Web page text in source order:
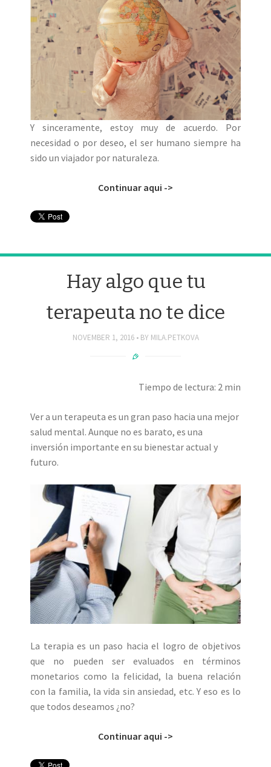
Y sinceramente, estoy muy de acuerdo. Por
necesidad o por deseo, el ser humano siempre ha
sido un viajador por naturaleza.
Continuar aqui ->
Hay algo que tu
terapeuta no te dice
NOVEMBER 1, 2016 BY MILA.PETKOVA
Tiempo de lectura: 2 min
Ver a un terapeuta es un gran paso hacia una mejor
salud mental. Aunque no es barato, es una
inversión importante en su bienestar actual y
futuro.
La terapia es un paso hacia el logro de objetivos
que no pueden ser evaluados en términos
monetarios como la felicidad, la buena relación
con la familia, la vida sin ansiedad, etc. Y eso es lo
que todos deseamos ¿no?
Continuar aqui ->